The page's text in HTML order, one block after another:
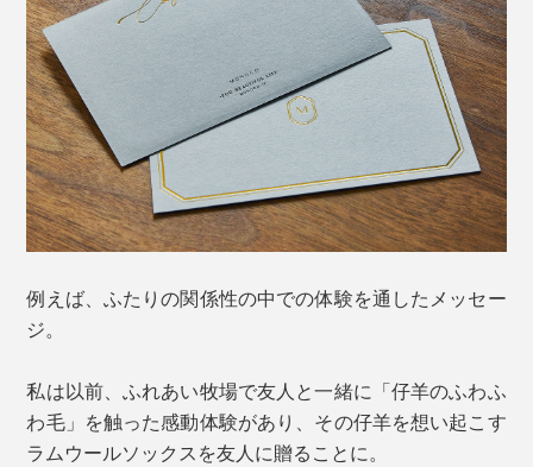
例えば、ふたりの関係性の中での体験を通したメッセー
ジ。
私は以前、ふれあい牧場で友人と一緒に「仔羊のふわふ
わ毛」を触った感動体験があり、その仔羊を想い起こす
ラムウールソックスを友人に贈ることに。